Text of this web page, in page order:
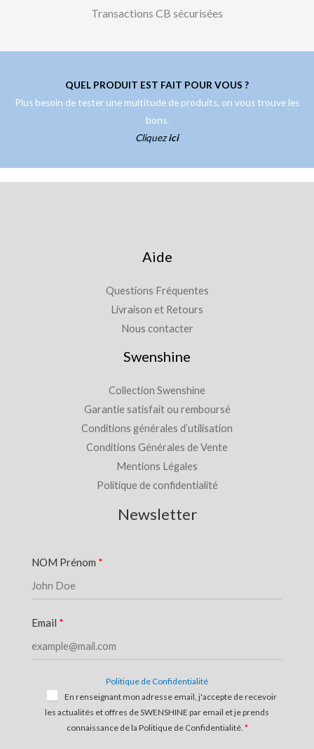
Transactions CB sécurisées
QUEL PRODUIT EST FAIT POUR VOUS ?
Plus besoin de tester une multitude de produits, on vous trouve les
bons.
Cliquezici
Aide
Questions Fréquentes
Livraison et Retours
Nous contacter
Swenshine
Collection Swenshine
Garantie satisfait ou remboursé
Conditions générales d’utilisation
Conditions Générales de Vente
Mentions Légales
Politique de confidentialité
Newsletter
NOM Prénom
Email
Politique de Confidentialité
En renseignant mon adresse email, j'accepte de recevoir
les actualités et offres de SWENSHINE par email et je prends
connaissance de la Politique de Confidentialité.